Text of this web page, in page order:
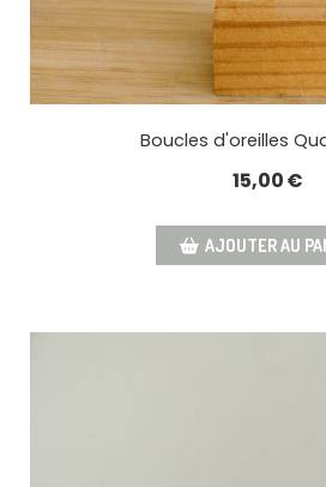
Boucles d'oreilles
15,00€
AJOUTER AU